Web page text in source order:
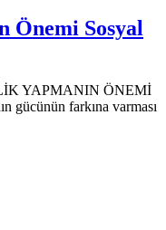
Önemi Sosyal
YAPMANIN ÖNEMİ
gücünün farkına varması